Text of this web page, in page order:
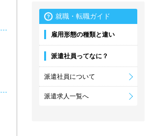
就職・転職ガイド
雇用形態の種類と違い
派遣社員ってなに？
派遣社員について
派遣求人一覧へ